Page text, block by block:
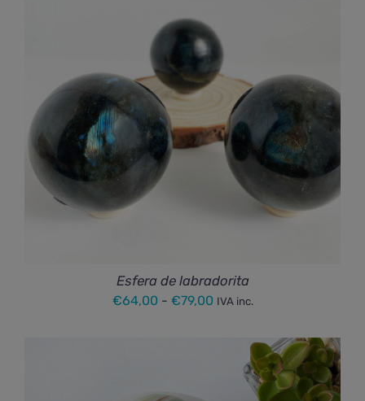
€48,00
Esfera de labradorita
€64,00 - €79,00Rango
precios:
desde
€64,00
IVA inc.